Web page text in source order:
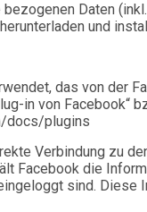
Daten
und
das von der
in von Facebook“
docs/plugins
Verbindung zu
Facebook die
sind.